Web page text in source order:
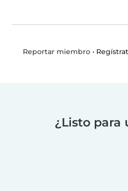
Reportar miembro•
¿Listo para